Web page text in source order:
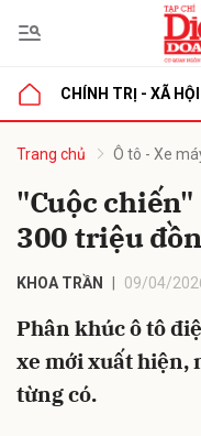
CHÍNH TRỊ - XÃ HỘI
Trang chủ Ô tô - Xe
"Cuộc
300 triệu
KHOA TRẦN 09/04/
Phân khúc ô tô
xe mới xuất hiện,
từng có.
luận